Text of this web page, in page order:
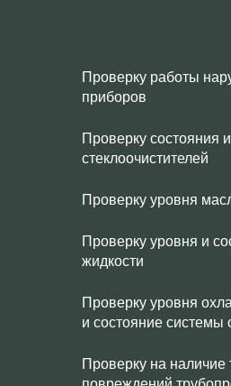
Проверку работы
приборов
Проверку состояния
стеклоочистителей
Проверку уровня
Проверку уровня и
жидкости
Проверку уровня
и состояние системы
Проверку на наличие